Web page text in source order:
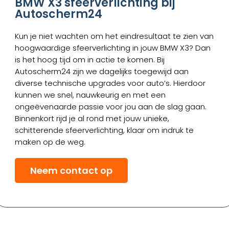
Autoscherm24
Kun je niet wachten om het eindresultaat te zien van
hoogwaardige sfeerverlichting in jouw BMW X3? Dan
is het hoog tijd om in actie te komen. Bij
Autoscherm24 zijn we dagelijks toegewijd aan
diverse technische upgrades voor auto’s. Hierdoor
kunnen we snel, nauwkeurig en met een
ongeëvenaarde passie voor jou aan de slag gaan.
Binnenkort rijd je al rond met jouw unieke,
schitterende sfeerverlichting, klaar om indruk te
maken op de weg.
Neem contact op